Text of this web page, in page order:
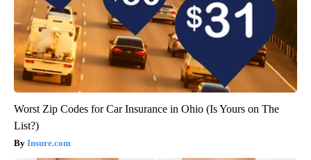
Worst Zip Codes for Car Insurance in Ohio (Is Yours on The
List?)
Insure.com